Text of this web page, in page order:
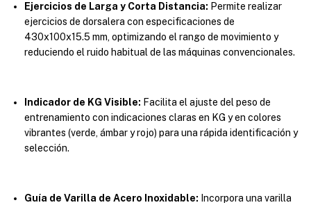
Ejercicios de Larga y Corta Distancia: Permite realizar
ejercicios de dorsalera con especificaciones de
430x100x15.5 mm, optimizando el rango de movimiento y
reduciendo el ruido habitual de las máquinas convencionales.
Indicador de KG Visible: Facilita el ajuste del peso de
entrenamiento con indicaciones claras en KG y en colores
vibrantes (verde, ámbar y rojo) para una rápida identificación y
selección.
Guía de Varilla de Acero Inoxidable: Incorpora una varilla